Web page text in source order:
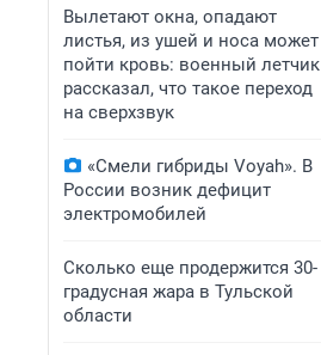
Вылетают окна, опадают
листья, из ушей и носа может
пойти кровь: военный летчик
рассказал, что такое переход
на сверхзвук
«Смели гибриды Voyah». В
России возник дефицит
электромобилей
Сколько еще продержится 30-
градусная жара в Тульской
области